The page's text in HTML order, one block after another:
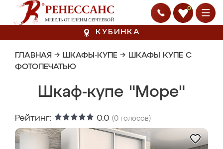
0
КУБИНКА
ГЛАВНАЯ → ШКАФЫ-КУПЕ → ШКАФЫ КУПЕ С
ФОТОПЕЧАТЬЮ
Шкаф-купе "Море"
Рейтинг: 0.0 (0 голосов)